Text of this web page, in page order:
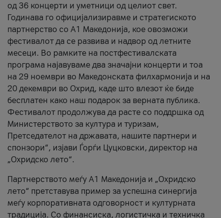
од 36 концерти и уметници од целиот свет.
Годинава го официјализиравме и стратегиското
партнерство со А1 Македонија, кое овозможи
фестивалот да се развива и надвор од летните
месеци. Во рамките на постфестивалската
програма најавуваме два значајни концерти и тоа
на 29 ноември во Македонската филхармонија и на
20 декември во Охрид, каде што влезот ќе биде
бесплатен како наш подарок за верната публика.
Фестивалот продолжува да расте со поддршка од
Министерството за култура и туризам,
Претседателот на државата, нашите партнери и
спонзори“, изјави Ѓорѓи Цуцковски, директор на
„Охридско лето“.
Партнерството меѓу A1 Македонија и „Охридско
лето“ претставува пример за успешна синергија
меѓу корпоративната одговорност и културната
традиција. Со финансиска, логистичка и техничка